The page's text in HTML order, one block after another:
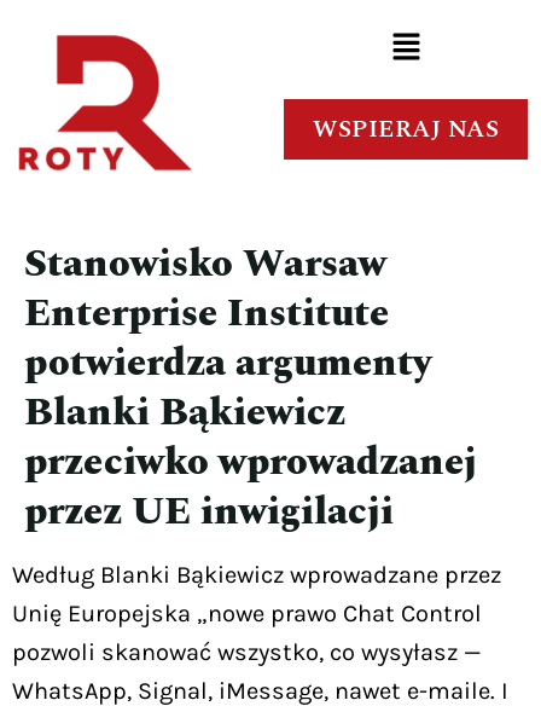
WSPIERAJ NAS
Stanowisko Warsaw
Enterprise Institute
potwierdza argumenty
Blanki Bąkiewicz
przeciwko wprowadzanej
przez UE inwigilacji
Według Blanki Bąkiewicz wprowadzane przez
Unię Europejska „nowe prawo Chat Control
pozwoli skanować wszystko, co wysyłasz —
WhatsApp, Signal, iMessage, nawet e-maile. I